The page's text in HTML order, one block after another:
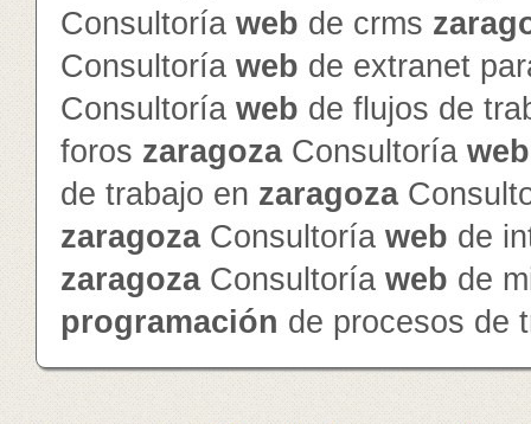
Consultoría web de crms
Consultoría web de extranet
Consultoría web de flujos de
foros zaragozaConsultoría web
de trabajo en zaragoza
zaragozaConsultoría web de
zaragozaConsultoría web de
programación de procesos de